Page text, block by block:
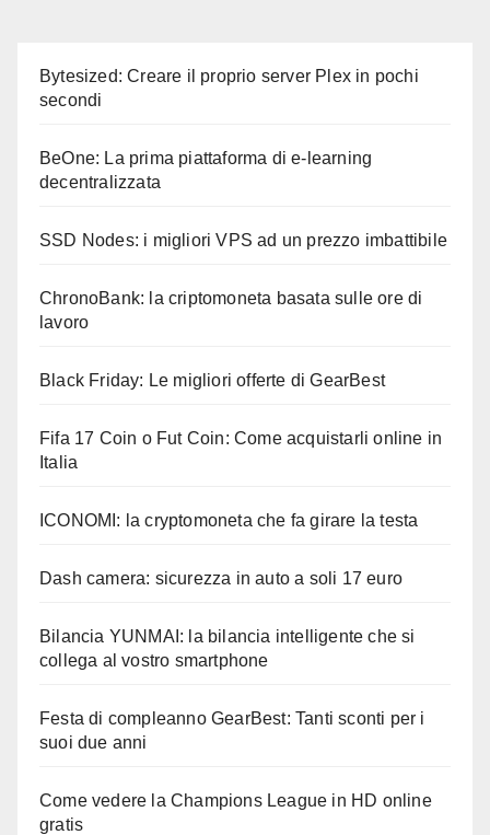
Bytesized: Creare il proprio server Plex in pochi
secondi
BeOne: La prima piattaforma di e-learning
decentralizzata
SSD Nodes: i migliori VPS ad un prezzo imbattibile
ChronoBank: la criptomoneta basata sulle ore di
lavoro
Black Friday: Le migliori offerte di GearBest
Fifa 17 Coin o Fut Coin: Come acquistarli online in
Italia
ICONOMI: la cryptomoneta che fa girare la testa
Dash camera: sicurezza in auto a soli 17 euro
Bilancia YUNMAI: la bilancia intelligente che si
collega al vostro smartphone
Festa di compleanno GearBest: Tanti sconti per i
suoi due anni
Come vedere la Champions League in HD online
gratis